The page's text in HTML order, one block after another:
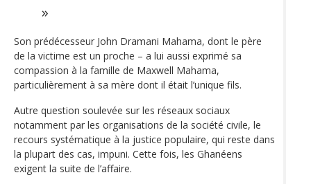
Son prédécesseur John Dramani Mahama, dont le père
de la victime est un proche – a lui aussi exprimé sa
compassion à la famille de Maxwell Mahama,
particulièrement à sa mère dont il était l’unique fils.
Autre question soulevée sur les réseaux sociaux
notamment par les organisations de la société civile, le
recours systématique à la justice populaire, qui reste dans
la plupart des cas, impuni. Cette fois, les Ghanéens
exigent la suite de l’affaire.